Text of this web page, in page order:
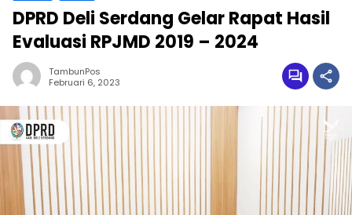
DPRD Deli Serdang Gelar Rapat Hasil
Evaluasi RPJMD 2019 – 2024
TambunPos
Februari 6, 2023